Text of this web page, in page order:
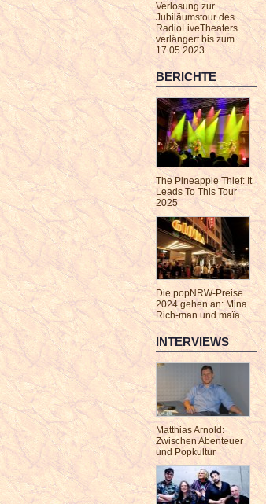
Verlosung zur
Jubiläumstour des
RadioLiveTheaters
verlängert bis zum
17.05.2023
BERICHTE
The Pineapple Thief: It
Leads To This Tour
2025
Die popNRW-Preise
2024 gehen an: Mina
Rich-man und maïa
INTERVIEWS
Matthias Arnold:
Zwischen Abenteuer
und Popkultur